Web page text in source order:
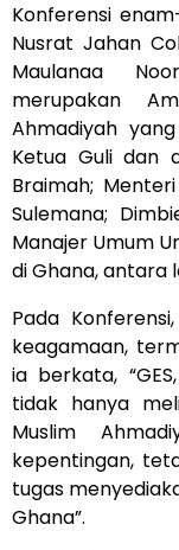
Konferensi
Nusrat Jahan
Maulanaa
merupakan
Ahmadiyah
Ketua Guli dan
Braimah;
Sulemana;
Manajer Umum
di Ghana, antara
Pada
keagamaan,
ia berkata,
tidak hanya
Muslim
kepentingan,
tugas
Ghana”.